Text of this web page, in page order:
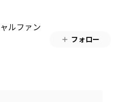
ルファン
フォロー